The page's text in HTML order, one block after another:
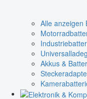
Alle anzeigen
Akkus &